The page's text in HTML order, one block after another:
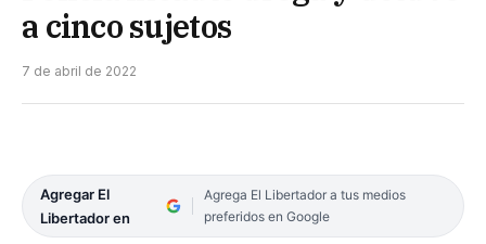
a cinco sujetos
7 de abril de 2022
Agregar El
Libertador en
Agrega El Libertador a tus medios
preferidos en Google